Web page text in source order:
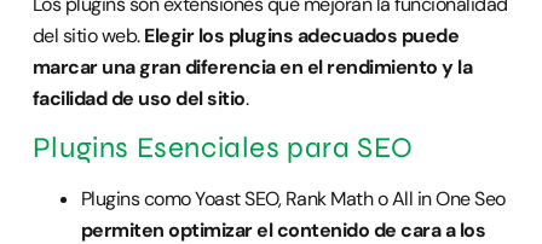
del sitio web.Elegir los plugins adecuados puede
marcar una gran diferencia en el rendimiento y la
facilidad de uso del sitio.
Plugins Esenciales para SEO
Plugins como Yoast SEO, Rank Math o All in One Seo
permiten optimizar el contenido de cara a los